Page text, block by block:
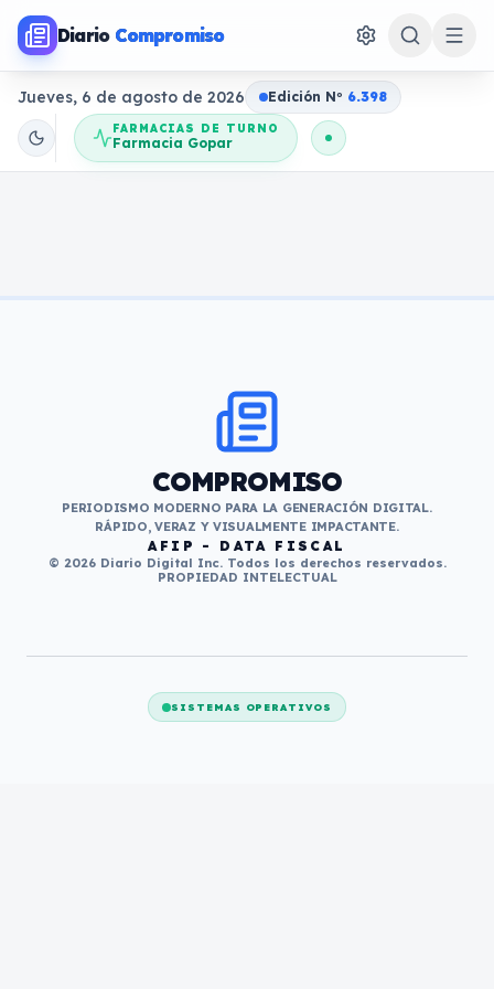
Diario Compromiso
Jueves, 6 de agosto de 2026 Edición No 6.398
FARMACIAS DE TURNO
Farmacia Gopar
COMPROMISO
PERIODISMO MODERNO PARA LA GENERACIÓN DIGITAL.
RÁPIDO, VERAZ Y VISUALMENTE IMPACTANTE.
AFIP - DATA FISCAL
© 2026 Diario Digital Inc. Todos los derechos reservados.
PROPIEDAD INTELECTUAL
SISTEMAS OPERATIVOS